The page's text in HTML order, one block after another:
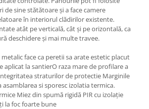
de sine stătătoare și a face camere
în interiorul clădirilor existente.
atât pe verticală, cât și pe orizontală, ca
deschidere și mai multe travee.
face ca peretii sa arate estetic placut
aplicat la santierO raza mare de profilare a
straturilor de protectie Marginile
si sporesc izolatia termica.
Miez din spumă rigidă PIR cu izolație
la foc foarte bune